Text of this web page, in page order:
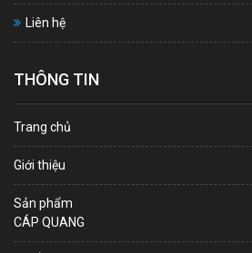
Liên hệ
THÔNG TIN
Trang chủ
Giới thiệu
Sản phẩm
CÁP QUANG